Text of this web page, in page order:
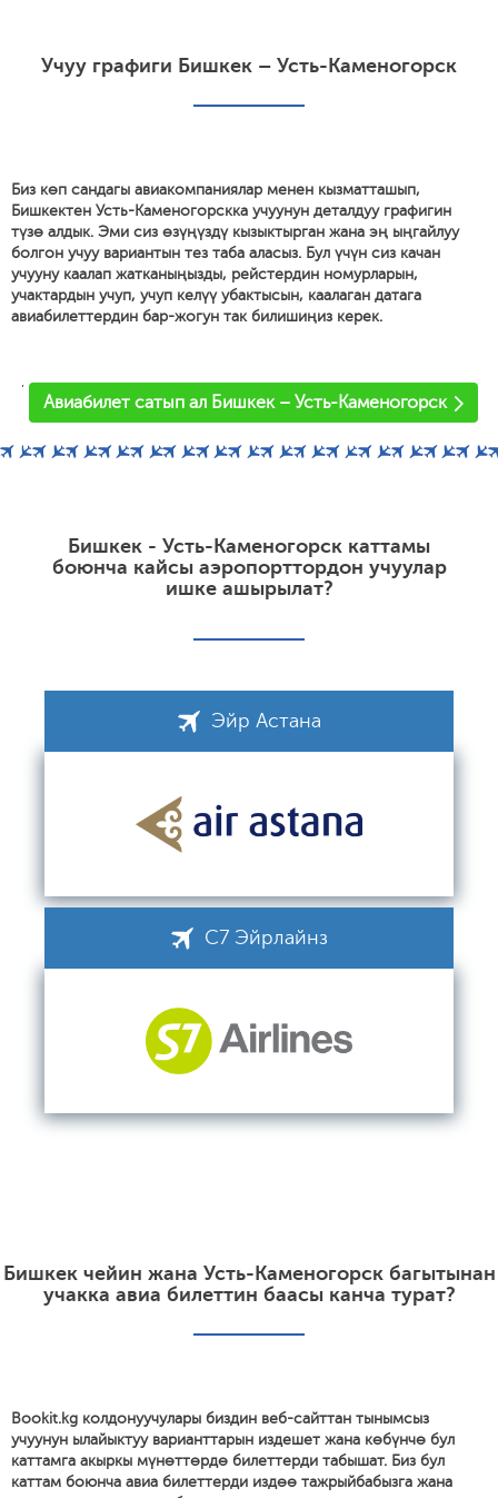
Учуу графиги Бишкек – Усть-Каменогорск
Биз көп сандагы авиакомпаниялар менен кызматташып,
Бишкектен Усть-Каменогорскка учуунун деталдуу графигин
түзө алдык. Эми сиз өзүңүздү кызыктырган жана эң ыңгайлуу
болгон учуу вариантын тез таба аласыз. Бул үчүн сиз качан
учууну каалап жатканыңызды, рейстердин номурларын,
учактардын учуп, учуп келүү убактысын, каалаган датага
авиабилеттердин бар-жогун так билишиңиз керек.
'
Авиабилет сатып ал Бишкек – Усть-Каменогорск
Бишкек - Усть-Каменогорск каттамы
боюнча кайсы аэропорттордон учуулар
ишке ашырылат?
Эйр Астана
С7 Эйрлайнз
Бишкек чейин жана Усть-Каменогорск багытынан
учакка авиа билеттин баасы канча турат?
Bookit.kg колдонуучулары биздин веб-сайттан тынымсыз
учуунун ылайыктуу варианттарын издешет жана көбүнчө бул
каттамга акыркы мүнөттөрдө билеттерди табышат. Биз бул
каттам боюнча авиа билеттерди издөө тажрыйбабызга жана